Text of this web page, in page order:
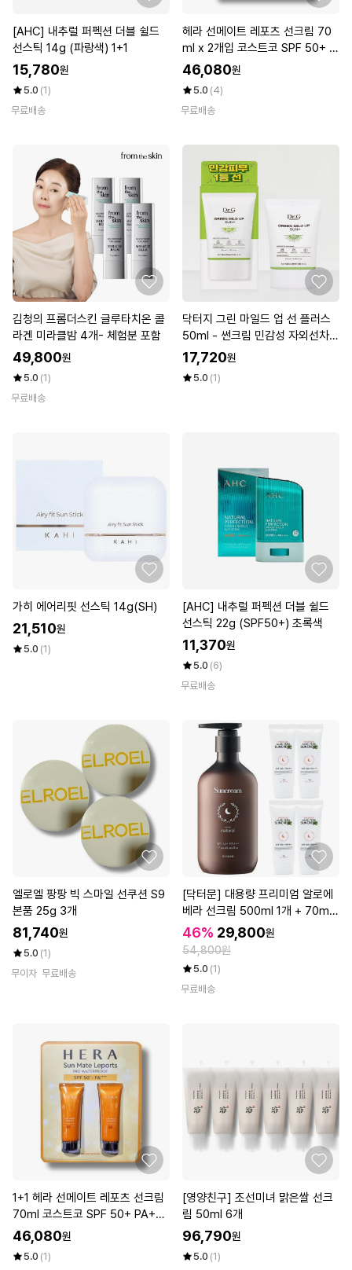
[AHC] 내추럴 퍼펙션 더블 쉴드
선스틱 14g (파랑색) 1+1
15,780원
5.0 (1)
무료배송
헤라 선메이트 레포츠 선크림 70
ml x 2개입 코스트코 SPF 50+ P
A++++
46,080원
5.0 (4)
무료배송
김청의 프롬더스킨 글루타치온 콜
라겐 미라클밤 4개- 체험분 포함
49,800원
5.0 (1)
무료배송
닥터지 그린 마일드 업 선 플러스
50ml - 썬크림 민감성 자외선차단
제 무기자차 선크림(SH)
17,720원
5.0 (1)
가히 에어리핏 선스틱 14g(SH)
21,510원
5.0 (1)
[AHC] 내추럴 퍼펙션 더블 쉴드
선스틱 22g (SPF50+) 초록색
11,370원
5.0 (6)
무료배송
엘로엘 팡팡 빅 스마일 선쿠션 S9
본품 25g 3개
81,740원
5.0 (1)
무이자 무료배송
[닥터문] 대용량 프리미엄 알로에
베라 선크림 500ml 1개 + 70ml
4개 세트
46% 29,800원
54,800원
5.0 (1)
무료배송
1+1 헤라 선메이트 레포츠 선크림
70ml 코스트코 SPF 50+ PA+++
+
46,080원
5.0 (1)
[영양친구] 조선미녀 맑은쌀 선크
림 50ml 6개
96,790원
5.0 (1)